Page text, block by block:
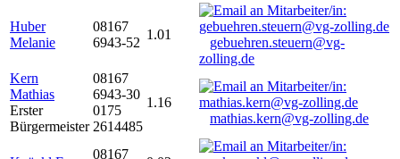
Huber
Melanie
08167
6943-52
1.01
gebuehren.steuern@vg-
zolling.de
Kern
Mathias
Erster
Bürgermeister
08167
6943-30
0175
2614485
1.16
mathias.kern@vg-zolling.de
08167